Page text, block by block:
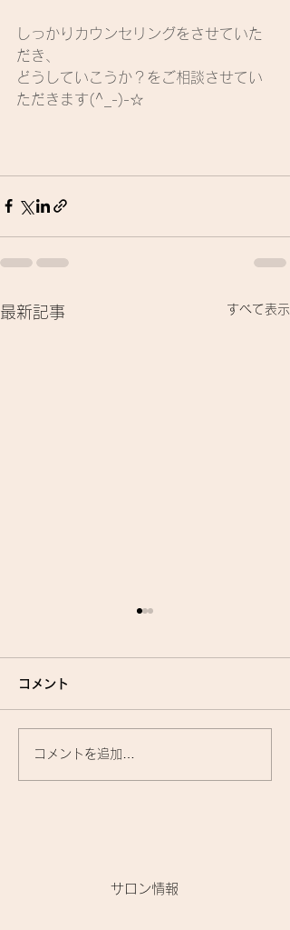
しっかりカウンセリングをさせていた
だき、
どうしていこうか？をご相談させてい
ただきます(^_-)-☆
最新記事 すべて表示
『洗いながさないトリー
コメント
コメントを追加…
​サロン情報